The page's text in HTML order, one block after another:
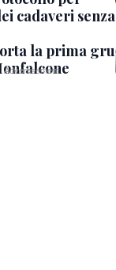
cadaveri senza
la prima gru